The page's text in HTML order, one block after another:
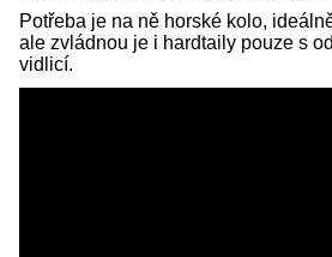
Potřeba je na ně horské kolo,
ale zvládnou je i hardtaily pouze s
vidlicí.